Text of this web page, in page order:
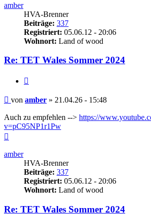
amber
HVA-Brenner
Beiträge: 337
Registriert: 05.06.12 - 20:06
Wohnort: Land of wood
Re: TET Wales Sommer 2024
Beitrag
von amber » 21.04.26 - 15:48
Auch zu empfehlen --> https://
v=pC95NP1r1Pw
amber
HVA-Brenner
Beiträge: 337
Registriert: 05.06.12 - 20:06
Wohnort: Land of wood
Re: TET Wales Sommer 2024